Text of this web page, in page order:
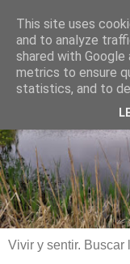
Vivir y sentir. Buscar
This site uses
and to analyze
shared with
metrics to ensure
statistics, and to